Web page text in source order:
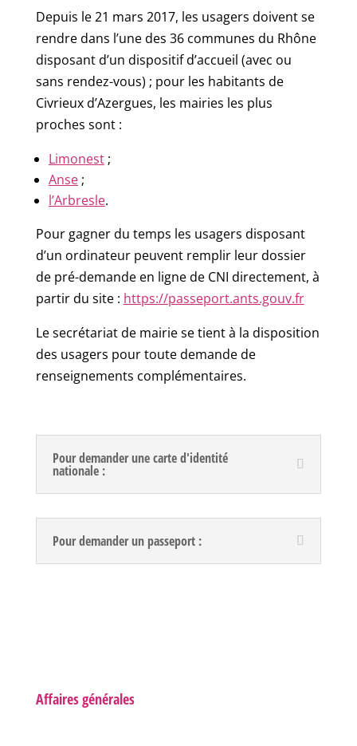
Depuis le 21 mars 2017, les usagers doivent se
rendre dans l’une des 36 communes du Rhône
disposant d’un dispositif d’accueil (avec ou
sans rendez-vous) ; pour les habitants de
Civrieux d’Azergues, les mairies les plus
proches sont :
Limonest;
Anse;
l’Arbresle.
Pour gagner du temps les usagers disposant
d’un ordinateur peuvent remplir leur dossier
de pré-demande en ligne de CNI directement, à
partir du site : https://passeport.ants.gouv.fr
Le secrétariat de mairie se tient à la disposition
des usagers pour toute demande de
renseignements complémentaires.
Pour demander une carte d'identité
nationale :
Pour demander un passeport :
Affaires générales